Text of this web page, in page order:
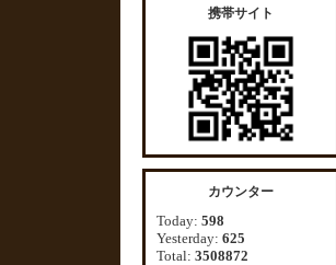
携帯サイト
カウンター
Today: 598
Yesterday: 625
Total: 3508872